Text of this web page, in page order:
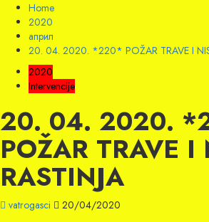
Home
2020
април
20. 04. 2020. *220* POŽAR TRAVE I
2020
Intervencije
20. 04. 2020.
POŽAR TRAVE I
RASTINJA
vatrogasci 20/04/2020